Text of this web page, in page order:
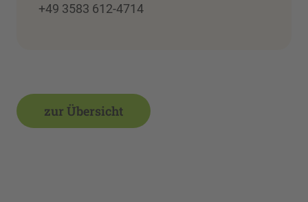
+49 3583 612-4714
zur Übersicht